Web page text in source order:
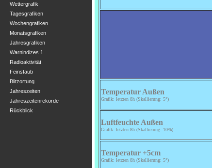
Wettergrafik
Tagesgrafiken
Wochengrafiken
Monatsgrafiken
Jahresgrafiken
Warnindizes 1
Radioaktivität
Feinstaub
Blitzortung
Jahreszeiten
Jahreszeitenrekorde
Rückblick